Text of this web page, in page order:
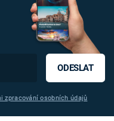
ODESLAT
zpracování osobních údajů